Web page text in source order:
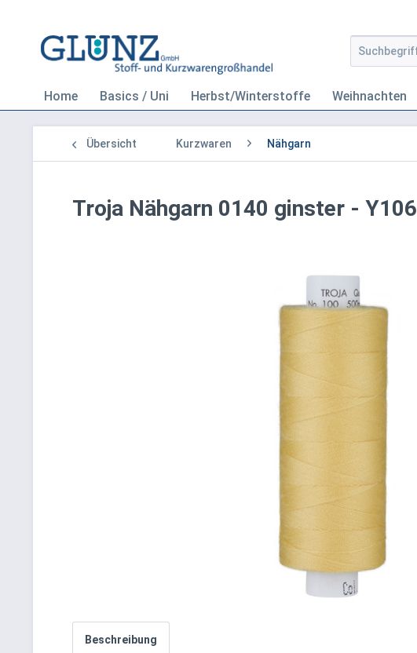
Home Basics / Uni Herbst/Winterstoffe Weihnachten
Übersicht Kurzwaren Nähgarn
Troja Nähgarn 0140 ginster - Y106
Beschreibung